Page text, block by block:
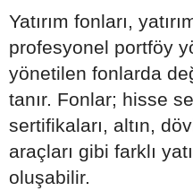
Yatırım fonları,
profesyonel portföy
yönetilen fonlarda
tanır. Fonlar; hisse
sertifikaları, altın,
araçları gibi farklı
oluşabilir.